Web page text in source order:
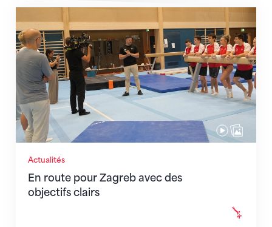
Actualités
En route pour Zagreb avec des
objectifs clairs
En route pour Zagreb avec des objectifs clairs